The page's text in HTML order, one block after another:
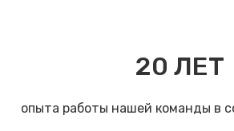
20 ЛЕТ
опыта работы нашей команды в